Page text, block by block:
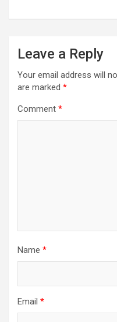
Leave a Reply
Your email address will
are marked *
Comment *
Name *
Email *